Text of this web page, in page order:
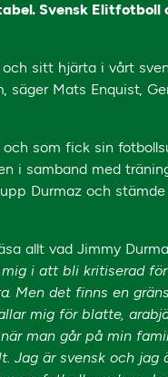
Svensk Elitfotboll
sitt hjärta i vårt
Mats Enquist,
som fick sin
i samband med
Durmaz och
allt vad Jimmy
i att bli kritiserad
Men det finns en
mig för blatte,
man går på min
Jag är svensk och